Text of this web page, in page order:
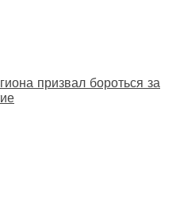
призвал бороться за